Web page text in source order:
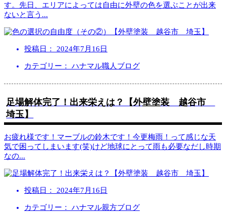
す。先日、エリアによっては自由に外壁の色を選ぶことが出来
ないと言う ...
投稿日： 2024年7月16日
カテゴリー： ハナマル職人ブログ
足場解体完了！出来栄えは？【外壁塗装 越谷市
埼玉】
お疲れ様です！マーブルの鈴木です！今更梅雨！って感じな天
気で困ってしまいます(笑)けど地球にとって雨も必要なだし時期
なの...
投稿日： 2024年7月16日
カテゴリー： ハナマル親方ブログ